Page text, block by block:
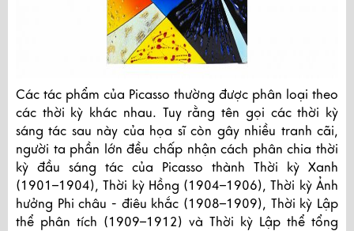
Các tác phẩm của Picasso thường được phân loại theo
các thời kỳ khác nhau. Tuy rằng tên gọi các thời kỳ
sáng tác sau này của họa sĩ còn gây nhiều tranh cãi,
người ta phần lớn đều chấp nhận cách phân chia thời
kỳ đầu sáng tác của Picasso thành Thời kỳ Xanh
(1901–1904), Thời kỳ Hồng (1904–1906), Thời kỳ Ảnh
hưởng Phi châu - điêu khắc (1908–1909), Thời kỳ Lập
thể phân tích (1909–1912) và Thời kỳ Lập thể tổng